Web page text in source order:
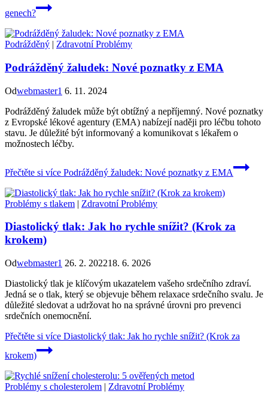
genech?
Podrážděný | Zdravotní Problémy
Podrážděný žaludek: Nové poznatky z EMA
Odwebmaster1 6. 11. 2024
Podrážděný žaludek může být obtížný a nepříjemný. Nové poznatky
z Evropské lékové agentury (EMA) nabízejí naději pro léčbu tohoto
stavu. Je důležité být informovaný a komunikovat s lékařem o
možnostech léčby.
Přečtěte si více Podrážděný žaludek: Nové poznatky z EMA
Problémy s tlakem | Zdravotní Problémy
Diastolický tlak: Jak ho rychle snížit? (Krok za
krokem)
Odwebmaster1 26. 2. 202218. 6. 2026
Diastolický tlak je klíčovým ukazatelem vašeho srdečního zdraví.
Jedná se o tlak, který se objevuje během relaxace srdečního svalu. Je
důležité sledovat a udržovat ho na správné úrovni pro prevenci
srdečních onemocnění.
Přečtěte si více Diastolický tlak: Jak ho rychle snížit? (Krok za
krokem)
Problémy s cholesterolem | Zdravotní Problémy